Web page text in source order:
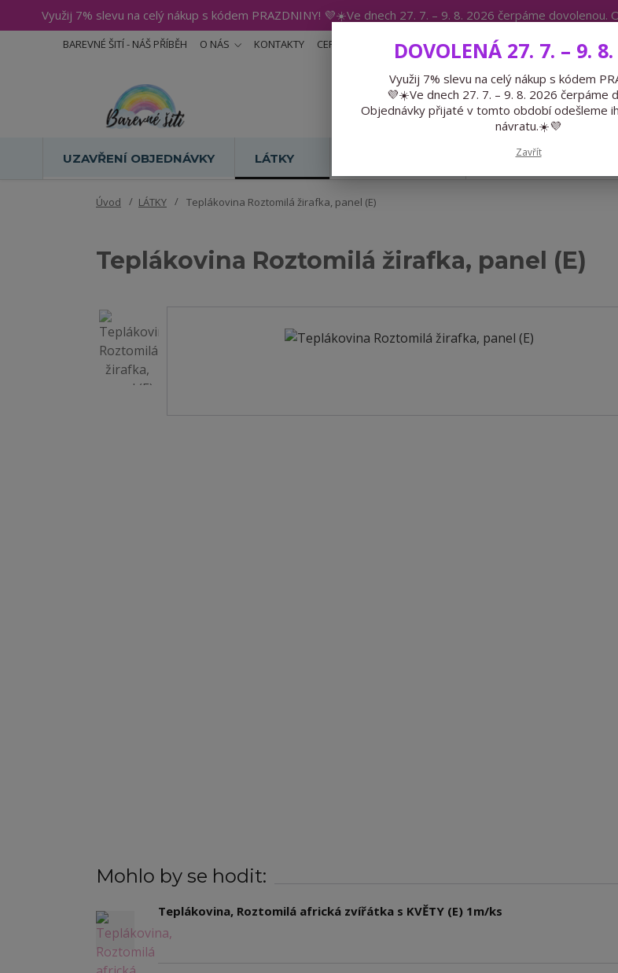
Využij 7% slevu na celý nákup s kódem PRAZDNINY! 💜☀️Ve dnech 27. 7. – 9. 8. 2026 čerpáme
BAREVNÉ ŠITÍ - NÁŠ PŘÍBĚH O NÁS KONTAKTY CERTIFIKÁTY BLOG Expedice 775
UZAVŘENÍ OBJEDNÁVKY LÁTKY PŘEDOBJEDNÁVKY
Úvod LÁTKY Teplákovina Roztomilá žirafka, panel (E)
Teplákovina Roztomilá žirafka, panel (E)
Mohlo by se hodit:
Teplákovina, Roztomilá africká zvířátka s KVĚTY (E) 1m/ks
DOVOLENÁ 27. 7. – 9.
Využij 7% slevu na celý nákup s kódem
💜☀️Ve dnech 27. 7. – 9. 8. 2026 čerpáme
Objednávky přijaté v tomto období odešleme
návratu.☀️💜
Zavřít